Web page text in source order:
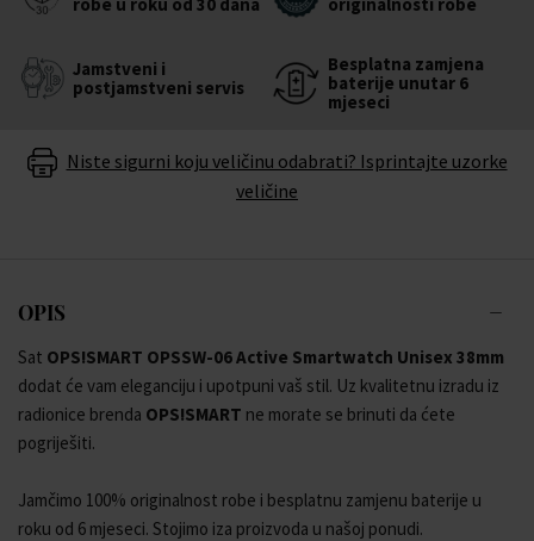
Jamstveni i
postjamstveni servis
Besplatna zamjena
baterije unutar 6
mjeseci
Niste sigurni koju veličinu odabrati? Isprintajte uzorke
veličine
OPIS
Sat OPS!SMART OPSSW-06 Active Smartwatch Unisex 38mm
dodat će vam eleganciju i upotpuni vaš stil. Uz kvalitetnu izradu iz
radionice brenda OPS!SMART ne morate se brinuti da ćete
pogriješiti.
Jamčimo 100% originalnost robe i besplatnu zamjenu baterije u
roku od 6 mjeseci. Stojimo iza proizvoda u našoj ponudi.